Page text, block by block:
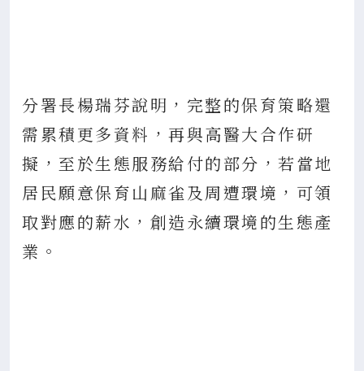
分署長楊瑞芬說明，完整的保育策略還
需累積更多資料，再與高醫大合作研
擬，至於生態服務給付的部分，若當地
居民願意保育山麻雀及周遭環境，可領
取對應的薪水，創造永續環境的生態產
業。